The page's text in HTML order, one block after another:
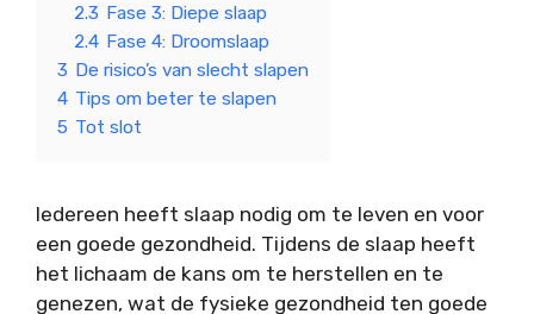
2.3 Fase 3: Diepe slaap
2.4 Fase 4: Droomslaap
3 De risico’s van slecht slapen
4 Tips om beter te slapen
5 Tot slot
Iedereen heeft slaap nodig om te leven en voor
een goede gezondheid. Tijdens de slaap heeft
het lichaam de kans om te herstellen en te
genezen, wat de fysieke gezondheid ten goede